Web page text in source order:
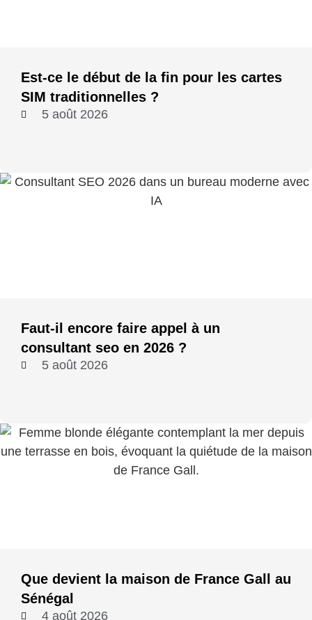
Est-ce le début de la fin pour les cartes
SIM traditionnelles ?
5 août 2026
Faut-il encore faire appel à un
consultant seo en 2026 ?
5 août 2026
Que devient la maison de France Gall au
Sénégal
4 août 2026